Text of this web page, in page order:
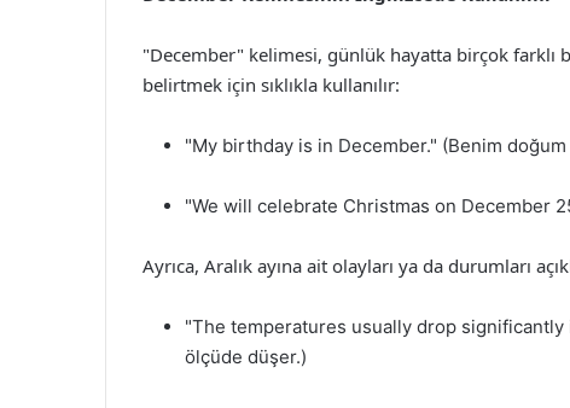
"December" kelimesi, günlük hayatta birçok farklı
belirtmek için sıklıkla kullanılır:
"My birthday is in December." (Benim doğum
"We will celebrate Christmas on December
Ayrıca, Aralık ayına ait olayları ya da durumları
"The temperatures usually drop significantly
ölçüde düşer.)